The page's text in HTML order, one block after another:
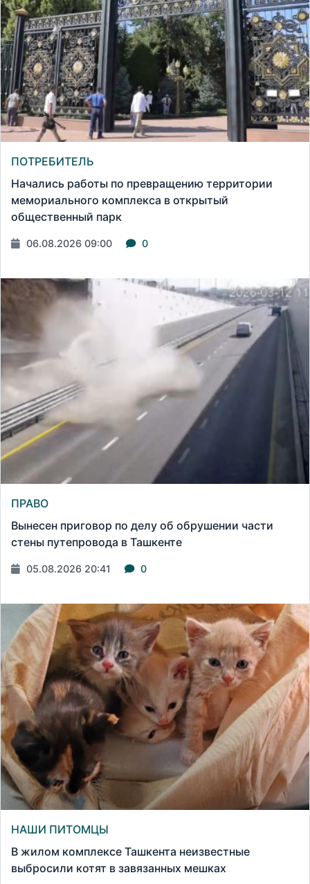
ПОТРЕБИТЕЛЬ
Начались работы по превращению территории
мемориального комплекса в открытый
общественный парк
06.08.2026 09:00 0
ПРАВО
Вынесен приговор по делу об обрушении части
стены путепровода в Ташкенте
05.08.2026 20:41 0
НАШИ ПИТОМЦЫ
В жилом комплексе Ташкента неизвестные
выбросили котят в завязанных мешках